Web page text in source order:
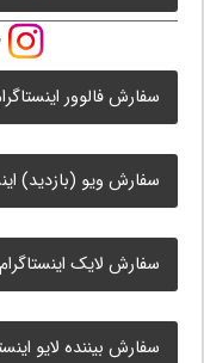
سفارش فالوور
سفارش ویو (بازدید)
سفارش لایک اینستاگرام
سفارش بیننده لایو